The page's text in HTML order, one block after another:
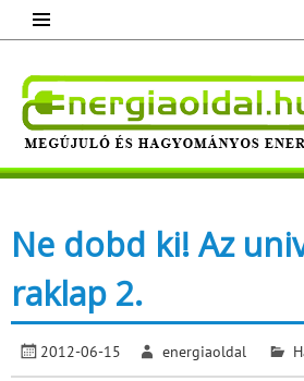
content
Megújuló és
Ne dobd ki! Az
raklap 2.
2012-06-15 energiaoldal